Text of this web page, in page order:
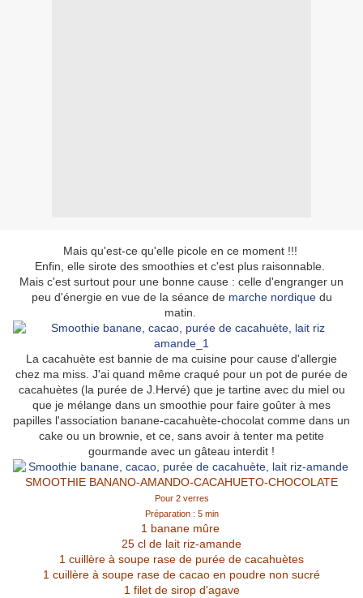
Mais qu'est-ce qu'elle picole en ce moment !!!
Enfin, elle sirote des smoothies et c'est plus raisonnable.
Mais c'est surtout pour une bonne cause : celle d'engranger un
peu d'énergie en vue de la séance de marche nordiquedu
matin.
La cacahuète est bannie de ma cuisine pour cause d'allergie
chez ma miss. J'ai quand même craqué pour un pot de purée de
cacahuètes (la purée de J.Hervé) que je tartine avec du miel ou
que je mélange dans un smoothie pour faire goûter à mes
papilles l'association banane-cacahuète-chocolat comme dans un
cake ou un brownie, et ce, sans avoir à tenter ma petite
gourmande avec un gâteau interdit !
SMOOTHIE BANANO-AMANDO-CACAHUETO-CHOCOLATE
Pour 2 verres
Préparation : 5 min
1 banane mûre
25 cl de lait riz-amande
1 cuillère à soupe rase de purée de cacahuètes
1 cuillère à soupe rase de cacao en poudre non sucré
1 filet de sirop d'agave